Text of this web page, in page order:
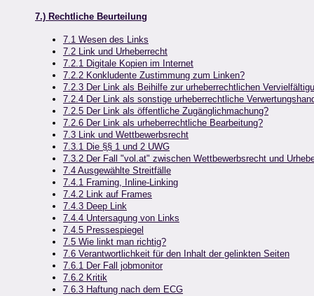
7.) Rechtliche Beurteilung
7.1 Wesen des Links
7.2 Link und Urheberrecht
7.2.1 Digitale Kopien im Internet
7.2.2 Konkludente Zustimmung zum Linken?
7.2.3 Der Link als Beihilfe zur urheberrechtlichen
7.2.4 Der Link als sonstige urheberrechtliche
7.2.5 Der Link als öffentliche Zugänglichmachung?
7.2.6 Der Link als urheberrechtliche Bearbeitung?
7.3 Link und Wettbewerbsrecht
7.3.1 Die §§ 1 und 2 UWG
7.3.2 Der Fall "vol.at" zwischen Wettbewerbsrecht und
7.4 Ausgewählte Streitfälle
7.4.1 Framing, Inline-Linking
7.4.2 Link auf Frames
7.4.3 Deep Link
7.4.4 Untersagung von Links
7.4.5 Pressespiegel
7.5 Wie linkt man richtig?
7.6 Verantwortlichkeit für den Inhalt der gelinkten Seiten
7.6.1 Der Fall jobmonitor
7.6.2 Kritik
7.6.3 Haftung nach dem ECG